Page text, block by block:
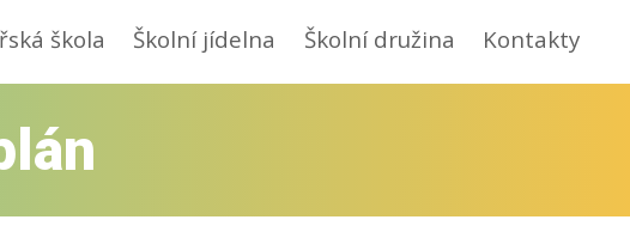
škola Školní jídelna Školní družina Kontakty